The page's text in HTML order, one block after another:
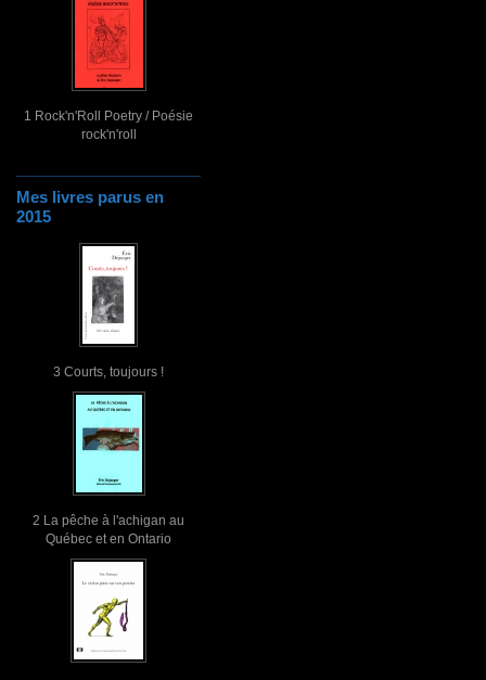
1 Rock'n'Roll Poetry / Poésie
rock'n'roll
Mes livres parus en
2015
3 Courts, toujours !
2 La pêche à l'achigan au
Québec et en Ontario